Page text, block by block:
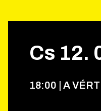
Cs 12.
18:00 A